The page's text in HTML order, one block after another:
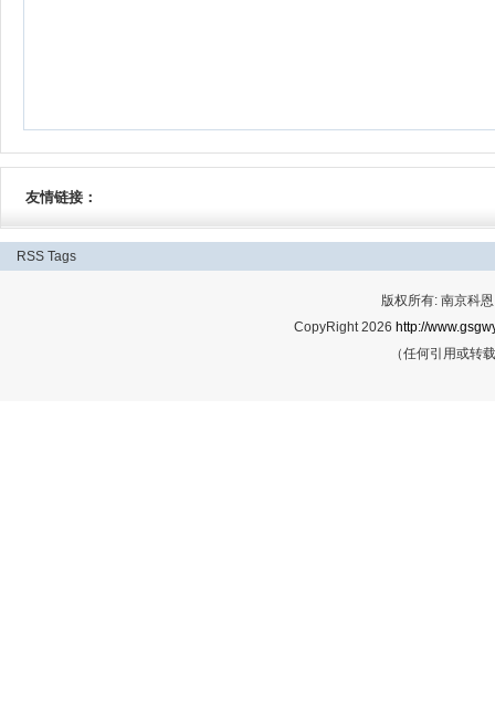
友情链接：
RSS Tags
版权所有: 南京科
CopyRight 2026 http://
（任何引用或转